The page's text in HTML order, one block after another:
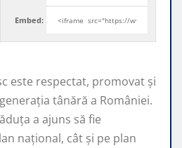
Embed:
este respectat, promovat şi
tânără a României.
a ajuns să fie
naţional, cât şi pe plan